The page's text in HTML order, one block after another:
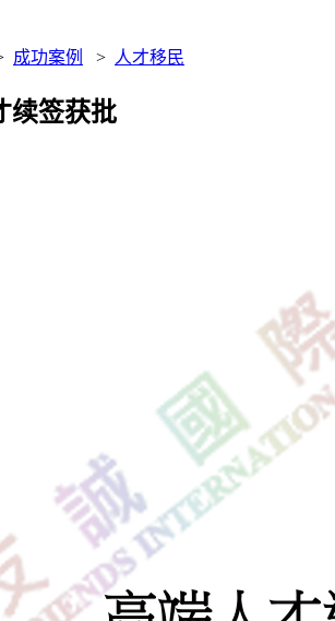
成功案例 > 人才移民
续签获批